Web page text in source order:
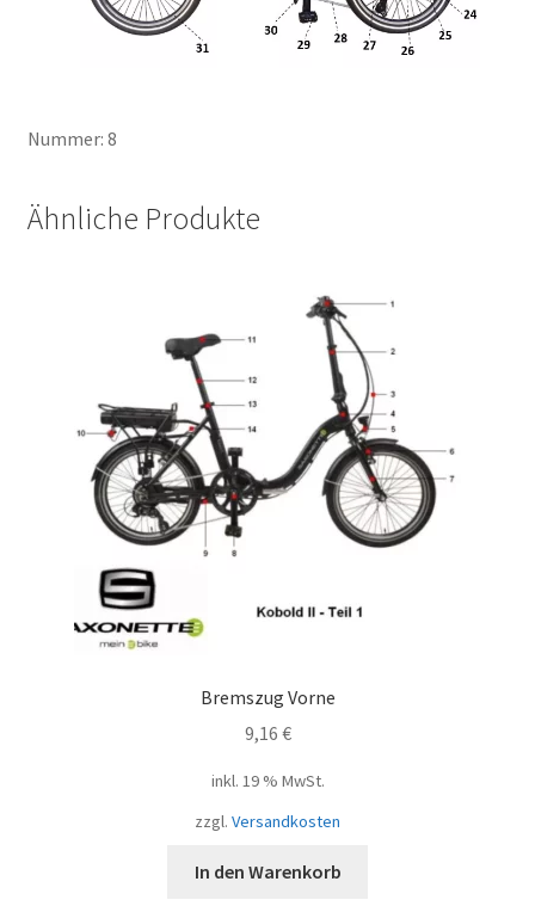
Nummer: 8
Ähnliche Produkte
Bremszug Vorne
9,16 €
inkl. 19 % MwSt.
zzgl. Versandkosten
In den Warenkorb